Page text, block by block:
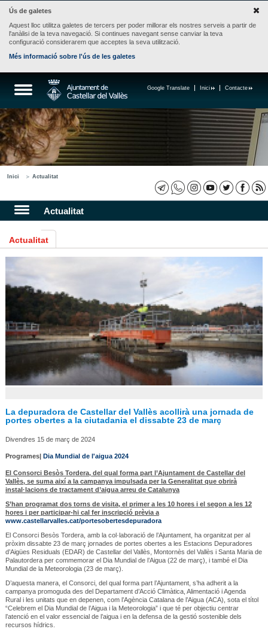
Ús de galetes
Aquest lloc utilitza galetes de tercers per poder millorar els nostres serveis a partir de
l'anàlisi de la teva navegació. Si continues navegant sense canviar la teva
configuració considerarem que acceptes la seva utilització.
Més informació sobre l'ús de les galetes
Contacte
Inici
Google Translate
Inici Actualitat
Actualitat
Actualitat
La depuradora de Castellar del Vallès acollirà una jornada de
portes obertes a la ciutadania el dissabte 23 de març
Divendres 15 de març de 2024
Programes| Dia Mundial de l'aigua 2024
El Consorci Besòs Tordera, del qual forma part l’Ajuntament de Castellar del
Vallès, se suma així a la campanya impulsada per la Generalitat que obrirà
instal·lacions de tractament d’aigua arreu de Catalunya
S’han programat dos torns de visita, el primer a les 10 hores i el segon a les 12
hores i per participar-hi cal fer inscripció prèvia a
www.castellarvalles.cat/portesobertesdepuradora
El Consorci Besòs Tordera, amb la col·laboració de l’Ajuntament, ha organitzat per al
pròxim dissabte 23 de març jornades de portes obertes a les Estacions Depuradores
d’Aigües Residuals (EDAR) de Castellar del Vallès, Montornès del Vallès i Santa Maria de
Palautordera per commemorar el Dia Mundial de l’Aigua (22 de març), i també el Dia
Mundial de la Meteorologia (23 de març).
D’aquesta manera, el Consorci, del qual forma part l’Ajuntament, s’ha adherit a la
campanya promoguda des del Departament d’Acció Climàtica, Alimentació i Agenda
Rural i les unitats que en depenen, com l’Agència Catalana de l’Aigua (ACA), sota el títol
“Celebrem el Dia Mundial de l’Aigua i la Meteorologia” i que té per objectiu centrar
l’atenció en el valor essencial de l’aigua i en la defensa de la gestió sostenible dels
recursos hídrics.